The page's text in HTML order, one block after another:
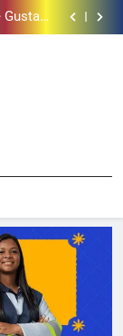
o que
semana
oferece
para
o que
ele
oferece
Pais
litros
Em Destaque!